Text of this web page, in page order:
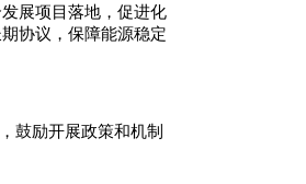
展项目落地，促进化
协议，保障能源稳定
鼓励开展政策和机制